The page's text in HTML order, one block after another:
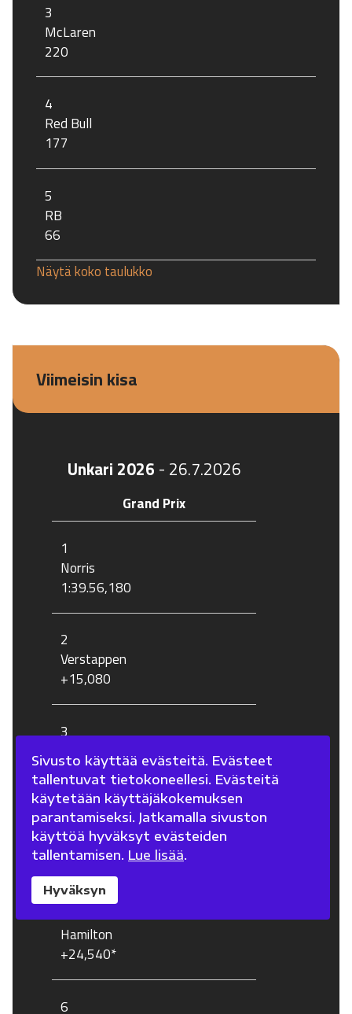
3
McLaren
220
4
Red Bull
177
5
RB
66
Näytä koko taulukko
Viimeisin kisa
Unkari 2026 - 26.7.2026
Grand Prix
1
Norris
1:39.56,180
2
Verstappen
+15,080
3
Antonelli
+18,728
4
Leclerc
+23,840
5
Hamilton
+24,540*
6
Sivusto käyttää evästeitä. Evästeet
tallentuvat tietokoneellesi. Evästeitä
käytetään käyttäjäkokemuksen
parantamiseksi. Jatkamalla sivuston
käyttöä hyväksyt evästeiden
tallentamisen. Lue lisää.
Hyväksyn